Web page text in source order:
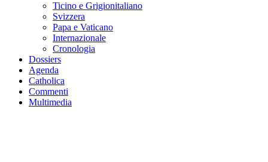
Ticino e Grigionitaliano
Svizzera
Papa e Vaticano
Internazionale
Cronologia
Dossiers
Agenda
Catholica
Commenti
Multimedia